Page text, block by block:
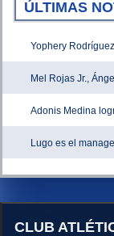
ÚLTIMAS
Yophery
Mel Rojas Jr.,
Adonis Medina
Lugo es el
CLUB